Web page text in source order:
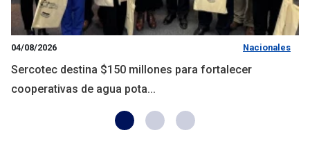
04/08/2026 Nacionales
Sercotec destina $150 millones para fortalecer
cooperativas de agua pota...